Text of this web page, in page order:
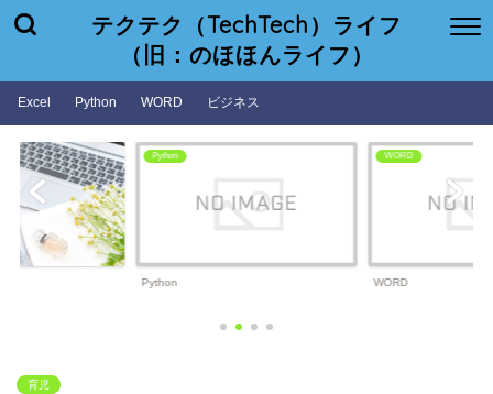
テクテク（TechTech）ライフ
（旧：のほほんライフ）
Excel Python WORD ビジネス
WORD
WORD
ビジネス
ビジネス
育児